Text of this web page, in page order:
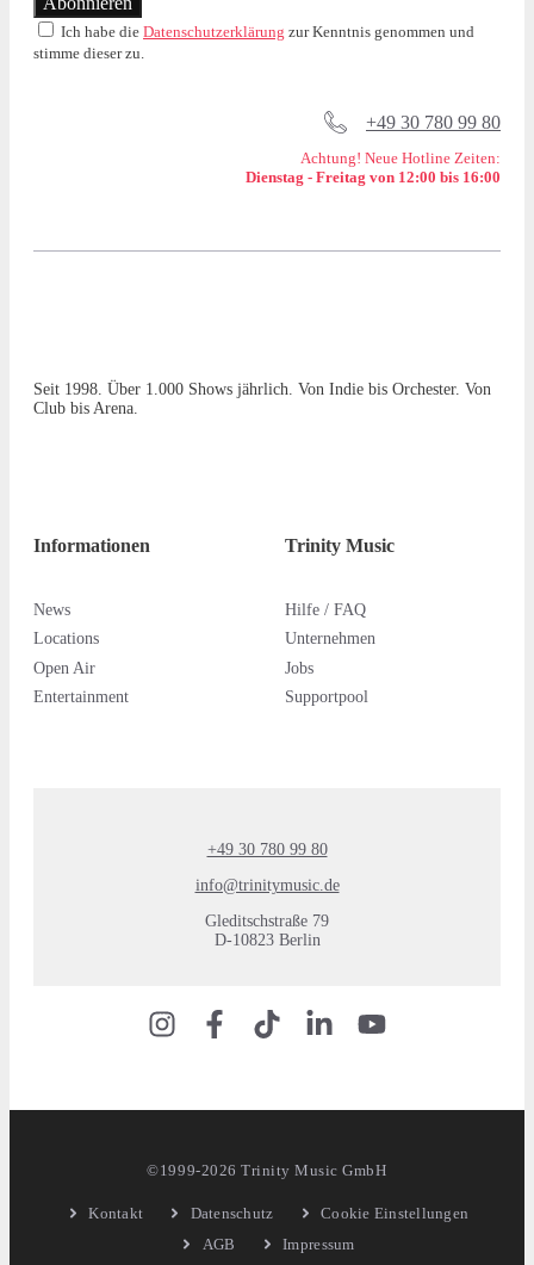
Ich habe die Datenschutzerklärung zur Kenntnis genommen und
stimme dieser zu.
+49 30 780 99 80
Achtung! Neue Hotline Zeiten:
Dienstag - Freitag von 12:00 bis 16:00
Seit 1998. Über 1.000 Shows jährlich. Von Indie bis Orchester. Von
Club bis Arena.
Informationen
News
Locations
Open Air
Entertainment
Trinity Music
Hilfe / FAQ
Unternehmen
Jobs
Supportpool
+49 30 780 99 80
info@trinitymusic.de
Gleditschstraße 79
D-10823 Berlin
©1999-2026 Trinity Music GmbH
Kontakt Datenschutz
Cookie Einstellungen
AGB
Impressum